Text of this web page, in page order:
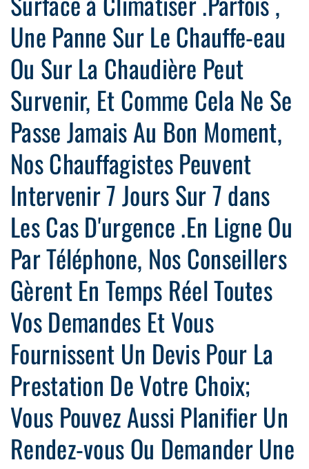
Une Panne Sur Le Chauffe-eau
Ou Sur La Chaudière Peut
Survenir, Et Comme Cela Ne Se
Passe Jamais Au Bon Moment,
Nos Chauffagistes Peuvent
Intervenir 7 Jours Sur 7 dans
Les Cas D'urgence .En Ligne Ou
Par Téléphone, Nos Conseillers
Gèrent En Temps Réel Toutes
Vos Demandes Et Vous
Fournissent Un Devis Pour La
Prestation De Votre Choix;
Vous Pouvez Aussi Planifier Un
Rendez-vous Ou Demander Une